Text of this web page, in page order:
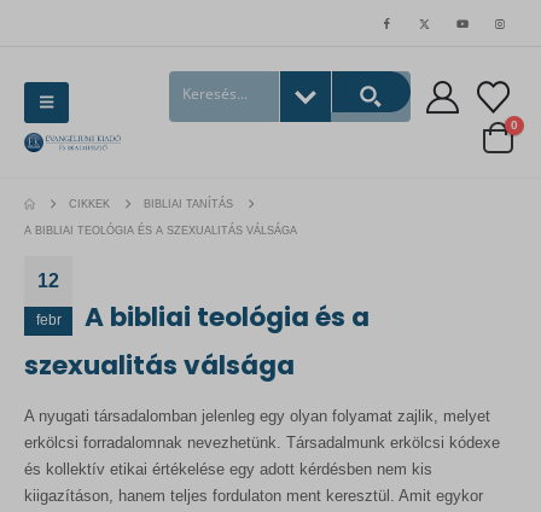
0
CIKKEK BIBLIAI TANÍTÁS
A BIBLIAI TEOLÓGIA ÉS A SZEXUALITÁS VÁLSÁGA
12
febr
A bibliai teológia és a
szexualitás válsága
A nyugati társadalomban jelenleg egy olyan folyamat zajlik, melyet
erkölcsi forradalomnak nevezhetünk. Társadalmunk erkölcsi kódexe
és kollektív etikai értékelése egy adott kérdésben nem kis
kiigazításon, hanem teljes fordulaton ment keresztül. Amit egykor